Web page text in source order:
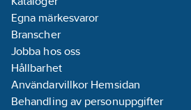
köldbärartemperatur
vatten in/ut +12/7°C .
Genomsnittlig
ljudtrycksnivå uppmätt
i fritt utrymme på 1m,
enligt ISO 3744.
Egna märkesvaror
Branscher
Jobba hos oss
Hållbarhet
Användarvillkor Hemsidan
Behandling av personuppgifter